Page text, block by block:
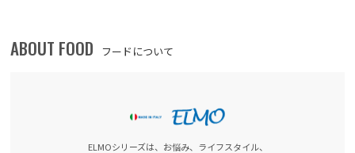
ABOUT FOOD フードについて
ELMOシリーズは、お悩み、ライフスタイル、